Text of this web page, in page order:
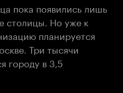
пока появились лишь
столицы. Но уже к
планируется
Три тысячи
городу в 3,5